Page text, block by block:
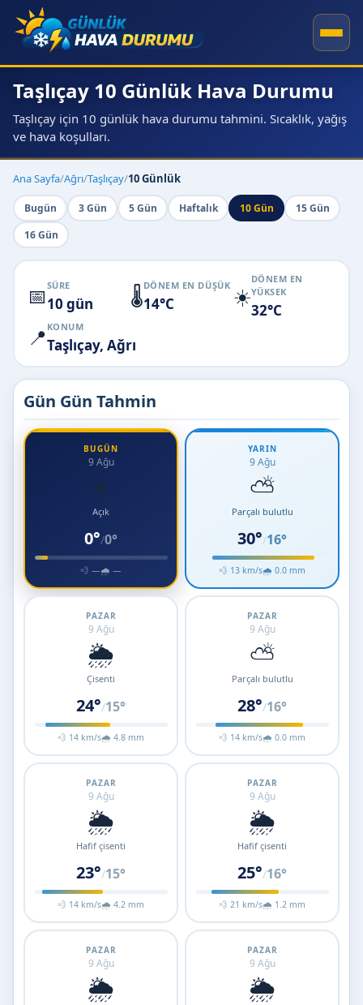
Taşlıçay 10 Günlük Hava Durumu
Taşlıçay için 10 günlük hava durumu tahmini. Sıcaklık, yağış
ve hava koşulları.
Ana Sayfa/Ağrı/Taşlıçay/10 Günlük
Bugün 3 Gün 5 Gün Haftalık 10 Gün
15 Gün
16 Gün
📅 SÜRE
10 gün 🌡️DÖNEM EN DÜŞÜK
14°C ☀️
DÖNEM EN
YÜKSEK
32°C
📍 KONUM
Taşlıçay, Ağrı
Gün Gün Tahmin
BUGÜN
9 Ağu
☀️
Açık
0°/0°
💨 —🌧 —
YARIN
9 Ağu
⛅
Parçalı bulutlu
30°/16°
💨 13 km/s🌧 0.0 mm
PAZAR
9 Ağu
🌦️
Çisenti
24°/15°
💨 14 km/s🌧 4.8 mm
PAZAR
9 Ağu
⛅
Parçalı bulutlu
28°/16°
💨 14 km/s🌧 0.0 mm
PAZAR
9 Ağu
🌦️
Hafif çisenti
23°/15°
💨 14 km/s🌧 4.2 mm
PAZAR
9 Ağu
🌦️
Hafif çisenti
25°/16°
💨 21 km/s🌧 1.2 mm
PAZAR
9 Ağu
🌦️
PAZAR
9 Ağu
🌦️